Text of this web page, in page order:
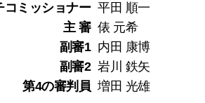
コミッショナー 平田 順一
主 審 俵 元希
副審1 内田 康博
副審2 岩川 鉄矢
第4の審判員 増田 光雄